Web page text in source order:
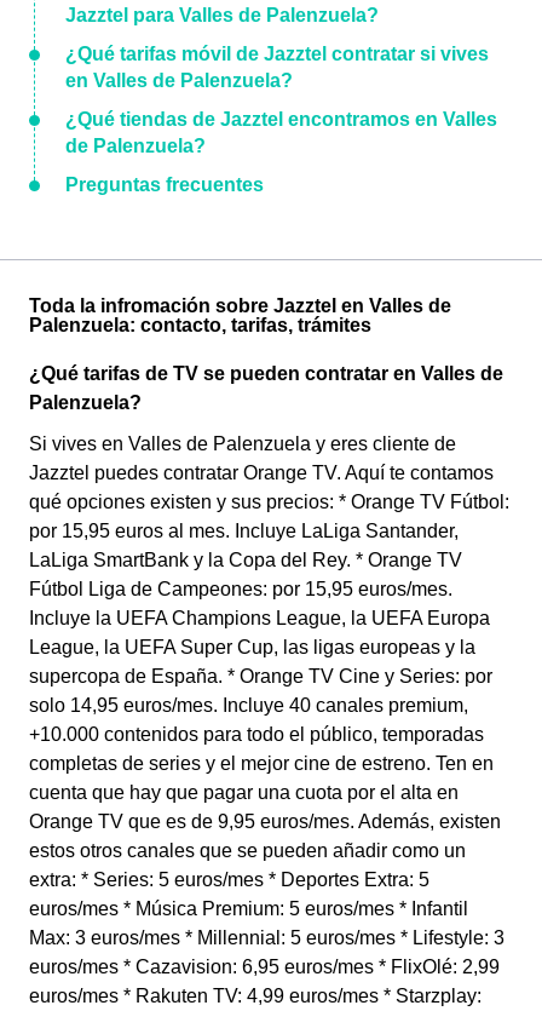
Jazztel para Valles de Palenzuela?
¿Qué tarifas móvil de Jazztel contratar si vives
en Valles de Palenzuela?
¿Qué tiendas de Jazztel encontramos en Valles
de Palenzuela?
Preguntas frecuentes
Toda la infromación sobre Jazztel en Valles de
Palenzuela: contacto, tarifas, trámites
¿Qué tarifas de TV se pueden contratar en Valles de
Palenzuela?
Si vives en Valles de Palenzuela y eres cliente de
Jazztel puedes contratar Orange TV. Aquí te contamos
qué opciones existen y sus precios: * Orange TV Fútbol:
por 15,95 euros al mes. Incluye LaLiga Santander,
LaLiga SmartBank y la Copa del Rey. * Orange TV
Fútbol Liga de Campeones: por 15,95 euros/mes.
Incluye la UEFA Champions League, la UEFA Europa
League, la UEFA Super Cup, las ligas europeas y la
supercopa de España. * Orange TV Cine y Series: por
solo 14,95 euros/mes. Incluye 40 canales premium,
+10.000 contenidos para todo el público, temporadas
completas de series y el mejor cine de estreno. Ten en
cuenta que hay que pagar una cuota por el alta en
Orange TV que es de 9,95 euros/mes. Además, existen
estos otros canales que se pueden añadir como un
extra: * Series: 5 euros/mes * Deportes Extra: 5
euros/mes * Música Premium: 5 euros/mes * Infantil
Max: 3 euros/mes * Millennial: 5 euros/mes * Lifestyle: 3
euros/mes * Cazavision: 6,95 euros/mes * FlixOlé: 2,99
euros/mes * Rakuten TV: 4,99 euros/mes * Starzplay: